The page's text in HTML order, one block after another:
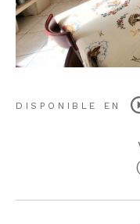
DISPONIBLE EN